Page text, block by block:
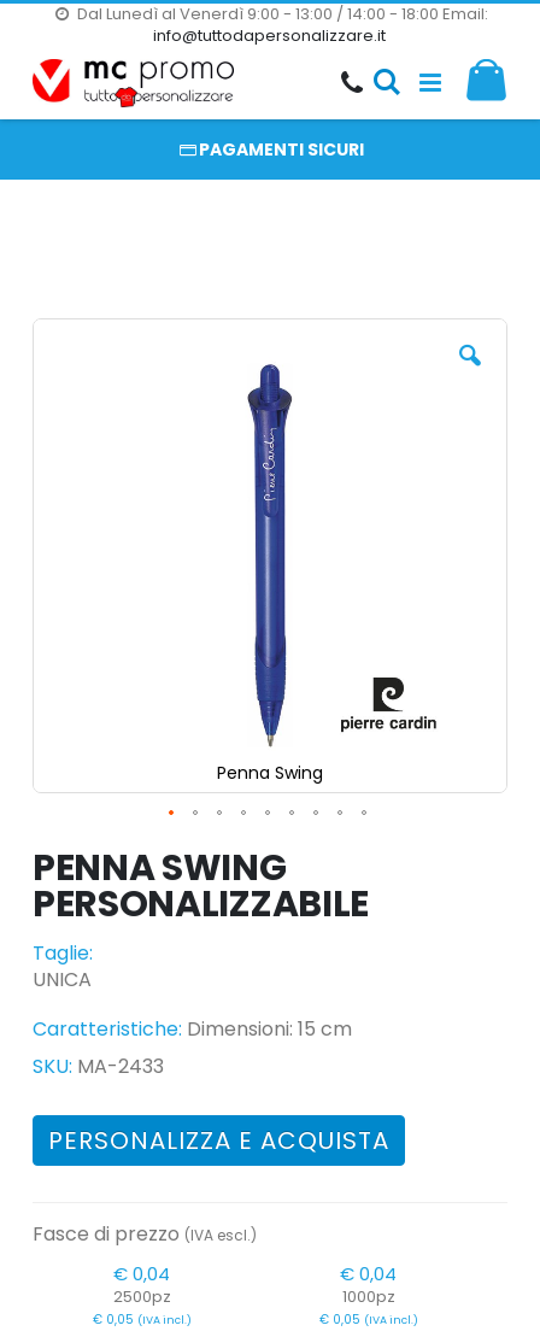
Dal Lunedì al Venerdì 9:00 - 13:00 / 14:00 - 18:00Email:
info@tuttodapersonalizzare.it
Salta
al
contenuto
20000 PRODOTTI
PRODOTTI COMPLETAMENTE PERSONALIZZABILI
PAGAMENTI SICURI
Vai
Penna Swing
all'inizio
della
galleria
di
PENNA SWING
Taglie:
UNICA
Caratteristiche: Dimensioni: 15 cm
SKU: MA-2433
PERSONALIZZA E ACQUISTA
Fasce di prezzo (IVA escl.)
€ 0,04
2500pz
€ 0,05 (IVA incl.)
€ 0,04
1000pz
€ 0,05 (IVA incl.)